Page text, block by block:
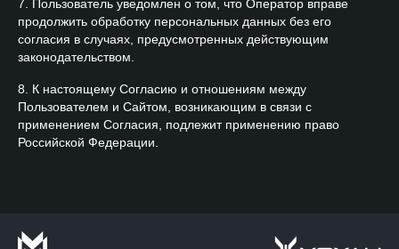
7. Пользователь уведомлен о том, что Оператор вправе
продолжить обработку персональных данных без его
согласия в случаях, предусмотренных действующим
законодательством.
8. К настоящему Согласию и отношениям между
Пользователем и Сайтом, возникающим в связи с
применением Согласия, подлежит применению право
Российской Федерации.